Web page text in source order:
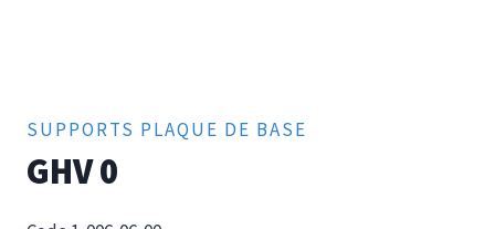
SUPPORTS PLAQUE DE BASE
GHV 0